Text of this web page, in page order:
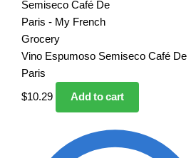
Vino Espumoso Semiseco Café De
Paris
$10.29 Add to cart